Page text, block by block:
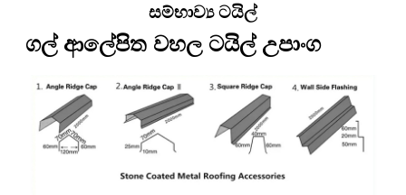
සම්භාව්‍ය ටයිල්
ගල් ආලේපිත වහල ටයිල් උපාංග